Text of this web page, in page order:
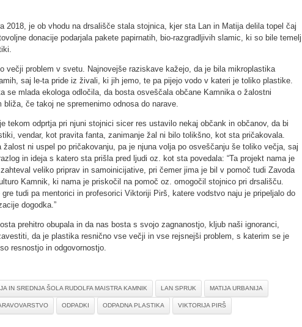
2018, je ob vhodu na drsališče stala stojnica, kjer sta Lan in Matija delila topel čaj
donacije podarjala pakete papirnatih, bio-razgradljivih slamic, ki so bile temelj
večji problem v svetu. Najnovejše raziskave kažejo, da je bila mikroplastika
saj le-ta pride iz živali, ki jih jemo, te pa pijejo vodo v kateri je toliko plastike.
se mlada ekologa odločila, da bosta osveščala občane Kamnika o žalostni
bliža, če takoj ne spremenimo odnosa do narave.
tekom odprtja pri njuni stojnici sicer res ustavilo nekaj občank in občanov, da bi
vendar, kot pravita fanta, zanimanje žal ni bilo tolikšno, kot sta pričakovala.
žalost ni uspel po pričakovanju, pa je njuna volja po osveščanju še toliko večja, saj
in ideja s katero sta prišla pred ljudi oz. kot sta povedala: “Ta projekt nama je
veliko priprav in samoinicijative, pri čemer jima je bil v pomoč tudi Zavoda
Kamnik, ki nama je priskočil na pomoč oz. omogočil stojnico pri drsališču.
gre tudi pa mentorici in profesorici Viktoriji Pirš, katere vodstvo naju je pripeljalo do
dogodka.”
prehitro obupala in da nas bosta s svojo zagnanostjo, kljub naši ignoranci,
da je plastika resnično vse večji in vse rejsnejši problem, s katerim se je
resnostjo in odgovornostjo.
IN SREDNJA ŠOLA RUDOLFA MAISTRA KAMNIK LAN SPRUK MATIJA URBANIJA
ODPADKI ODPADNA PLASTIKA VIKTORIJA PIRŠ